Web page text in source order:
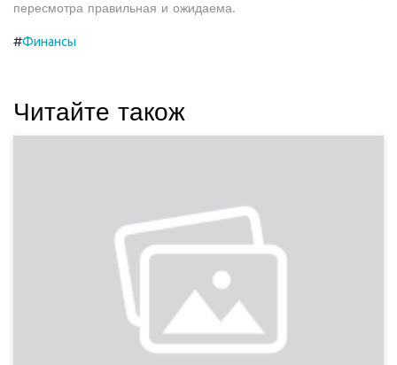
пересмотра правильная и ожидаема.
#Финансы
Читайте також